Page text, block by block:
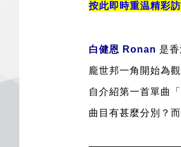
按此即時重温精
白健恩 Ronan 是
龐世邦一角開始為
自介紹第一首單曲「
曲目有甚麼分別？